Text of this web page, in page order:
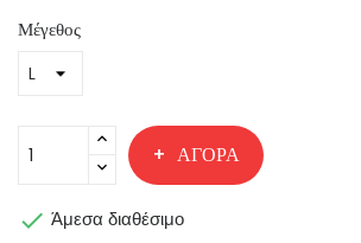
Μέγεθος
ΑΓΟΡΆ
 Άμεσα διαθέσιμο